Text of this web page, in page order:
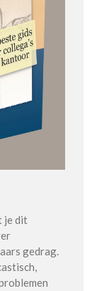
je dit
gedrag.